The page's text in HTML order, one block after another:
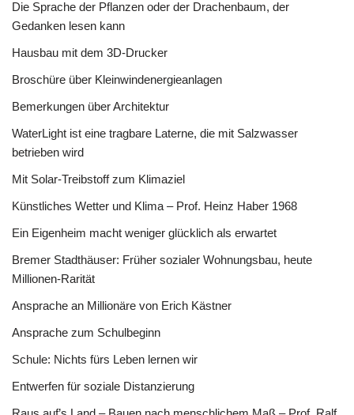
Die Sprache der Pflanzen oder der Drachenbaum, der
Gedanken lesen kann
Hausbau mit dem 3D-Drucker
Broschüre über Kleinwindenergieanlagen
Bemerkungen über Architektur
WaterLight ist eine tragbare Laterne, die mit Salzwasser
betrieben wird
Mit Solar-Treibstoff zum Klimaziel
Künstliches Wetter und Klima – Prof. Heinz Haber 1968
Ein Eigenheim macht weniger glücklich als erwartet
Bremer Stadthäuser: Früher sozialer Wohnungsbau, heute
Millionen-Rarität
Ansprache an Millionäre von Erich Kästner
Ansprache zum Schulbeginn
Schule: Nichts fürs Leben lernen wir
Entwerfen für soziale Distanzierung